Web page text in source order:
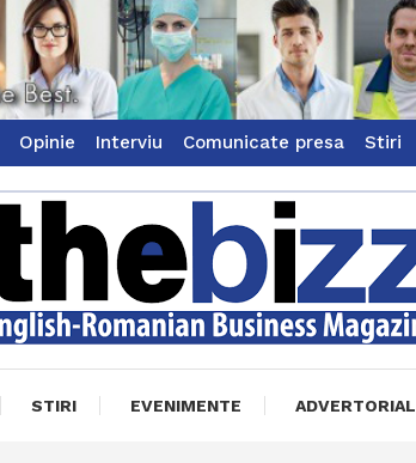
Opinie Interviu Comunicate presa Stiri
STIRI EVENIMENTE ADVERTORIAL